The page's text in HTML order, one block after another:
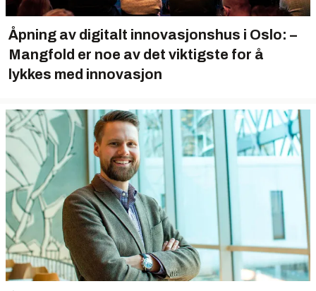
Åpning av digitalt innovasjonshus i Oslo: –
Mangfold er noe av det viktigste for å
lykkes med innovasjon